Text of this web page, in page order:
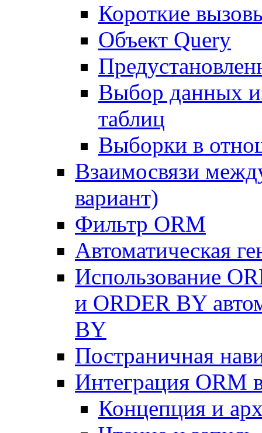
Короткие
Объект Query
Выбор данных
таблиц
Выборки в
Взаимосвязи
вариант)
Фильтр ORM
Автоматическая
Использование
и ORDER BY
BY
Постраничная
Интеграция ORM
Концепция и